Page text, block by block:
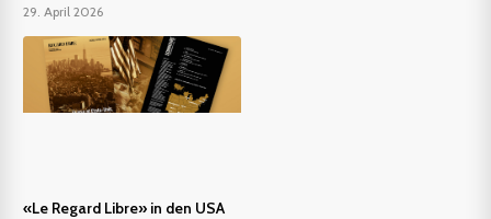
29. April 2026
«Le Regard Libre» in den USA